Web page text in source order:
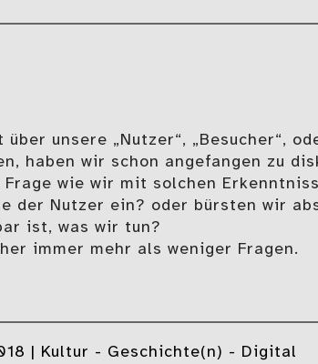
unsere „Nutzer“, „Besucher“,
haben wir schon angefangen zu
wie wir mit solchen
der Nutzer ein? oder bürsten wir
ist, was wir tun?
immer mehr als weniger Fragen.
| Kultur - Geschichte(n) - Digital